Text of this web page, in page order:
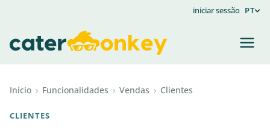
iniciar sessão PT
Início › Funcionalidades › Vendas › Clientes
CLIENTES